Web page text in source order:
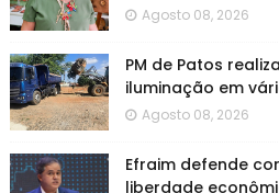
Agosto 08, 2026
PM de Patos
iluminação em
Agosto 08, 2026
Efraim defende
liberdade